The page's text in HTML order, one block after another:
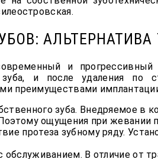
и
зуба, и после удаления по
преимуществами
зуба. Внедряемое в
ощущения при жевании
протеза зубному ряду.
обслуживанием. В отличие от